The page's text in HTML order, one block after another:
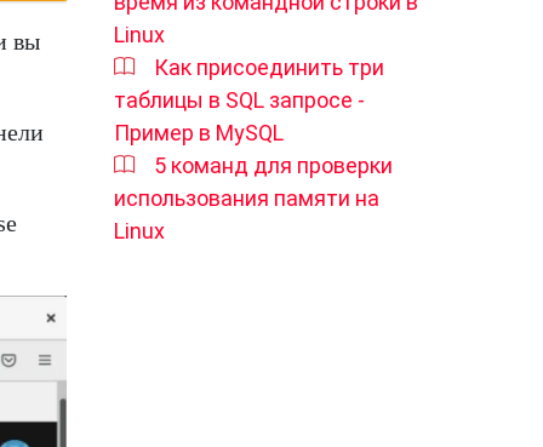
вы
Linux
Как присоединить три
таблицы в SQL запросе -
Пример в MySQL
5 команд для проверки
использования памяти на
Linux